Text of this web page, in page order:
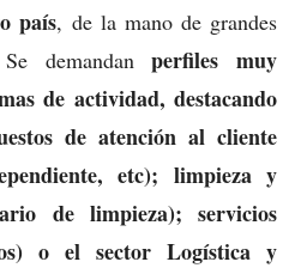
país, de la mano de grandes
Se demandanperfiles muy
de actividad, destacando
de atención al cliente
etc); limpieza y
de limpieza); servicios
o el sector Logística y